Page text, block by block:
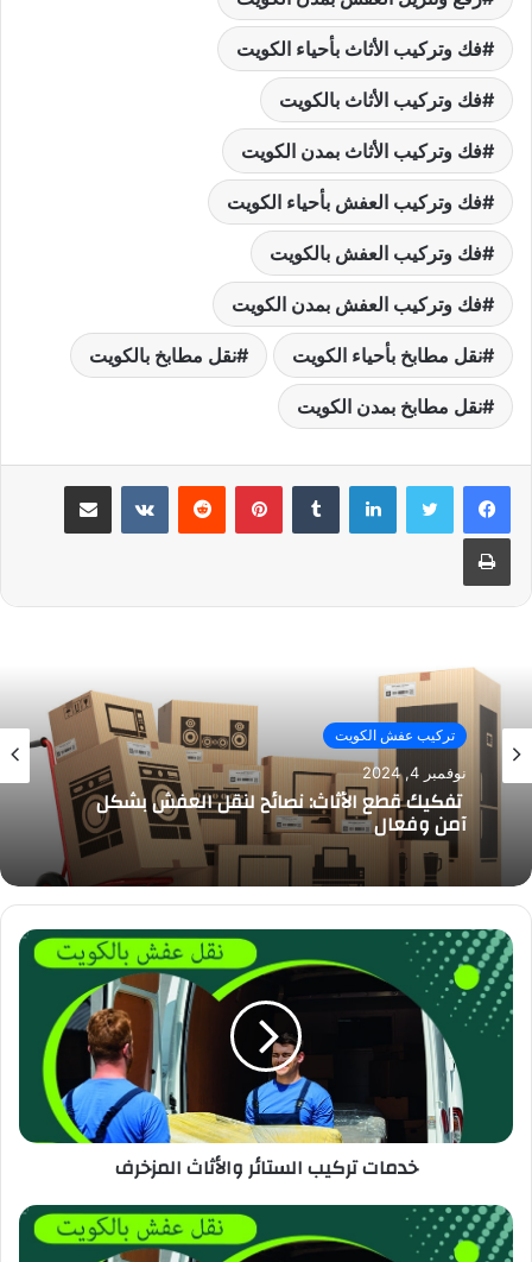
فك وتركيب الأثاث بأحياء الكويت
فك وتركيب الأثاث بالكويت
فك وتركيب الأثاث بمدن الكويت
فك وتركيب العفش بأحياء الكويت
فك وتركيب العفش بالكويت
فك وتركيب العفش بمدن الكويت
نقل مطابخ بأحياء الكويت نقل مطابخ بالكويت
نقل مطابخ بمدن الكويت
لينكدإن بينتيريست مشاركة عبر البريد
طباعة
تركيب عفش الكويت
نوفمبر 4, 2024
تفكيك قطع الأثاث: نصائح لنقل العفش بشكل
آمن وفعال
خدمات تركيب الستائر والأثاث المزخرف